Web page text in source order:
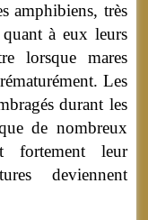
amphibiens, très
à eux leurs
lorsque mares
Les
durant les
de nombreux
fortement leur
deviennent